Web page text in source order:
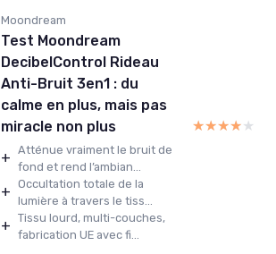
Moondream
Test Moondream
DecibelControl Rideau
Anti-Bruit 3en1 : du
calme en plus, mais pas
miracle non plus
+ Atténue vraiment le bruit de
fond et rend l’ambian...
+ Occultation totale de la
lumière à travers le tiss...
+ Tissu lourd, multi-couches,
fabrication UE avec fi...
★★★★★
★★★★★